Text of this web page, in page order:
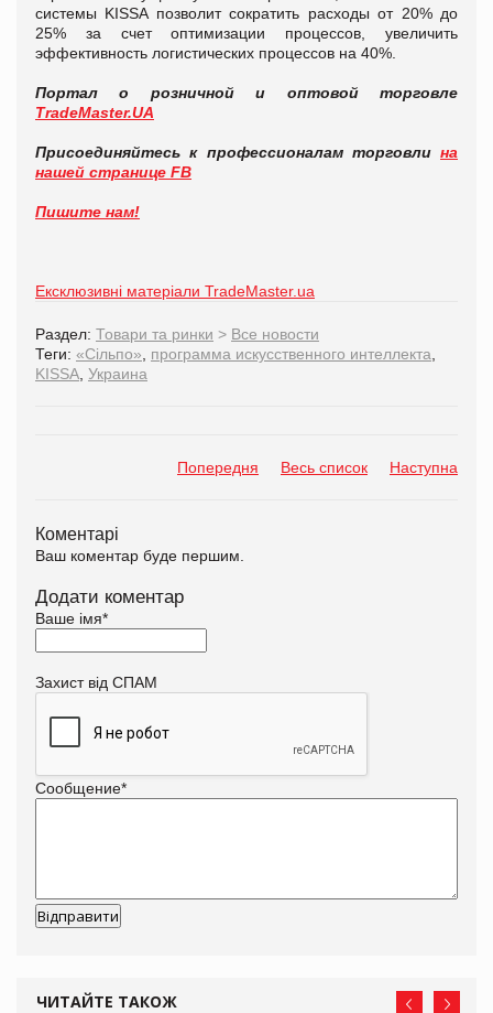
системы KISSA позволит сократить расходы от 20% до
25% за счет оптимизации процессов, увеличить
эффективность логистических процессов на 40%.
Портал о розничной и оптовой торговле
TradeMaster.UA
Присоединяйтесь к профессионалам торговли на
нашей странице FB
Пишите нам!
Ексклюзивні матеріали TradeMaster.ua
Раздел: Товари та ринки > Все новости
Теги: «Сільпо» программа искусственного интеллекта
KISSA Украина
Попередня Весь список Наступна
Коментарі
Ваш коментар буде першим.
Додати коментар
Ваше імя*
Захист від СПАМ
Сообщение*
ЧИТАЙТЕ ТАКОЖ